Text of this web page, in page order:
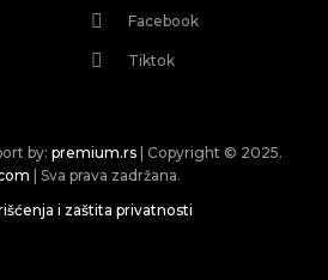
Facebook
Tiktok
by: premium.rs | Copyright © 2025.
| Sva prava zadržana.
i zaštita privatnosti